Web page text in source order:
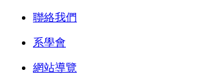
聯絡我們
系學會
網站導覽